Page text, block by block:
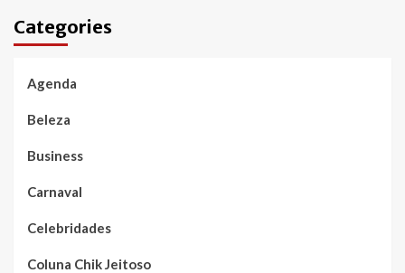
Categories
Agenda
Beleza
Business
Carnaval
Celebridades
Coluna Chik Jeitoso